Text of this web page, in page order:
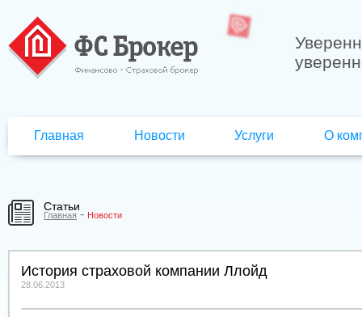
Главная Новости Услуги О
Статьи
Главная- Новости
История страховой компании Ллойд
28.06.2013